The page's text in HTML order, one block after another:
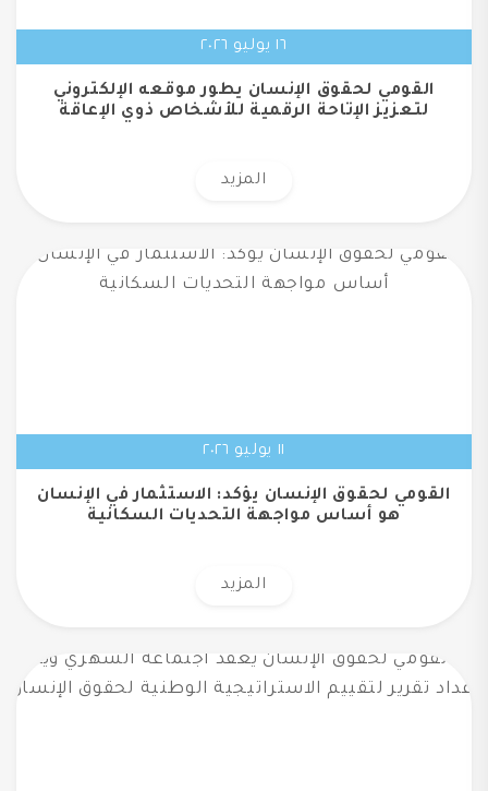
١٦ يوليو ٢٠٢٦
القومي لحقوق الإنسان يطور موقعه الإلكتروني
لتعزيز الإتاحة الرقمية للأشخاص ذوي الإعاقة
المزيد
١١ يوليو ٢٠٢٦
القومي لحقوق الإنسان يؤكد: الاستثمار في الإنسان
هو أساس مواجهة التحديات السكانية
المزيد